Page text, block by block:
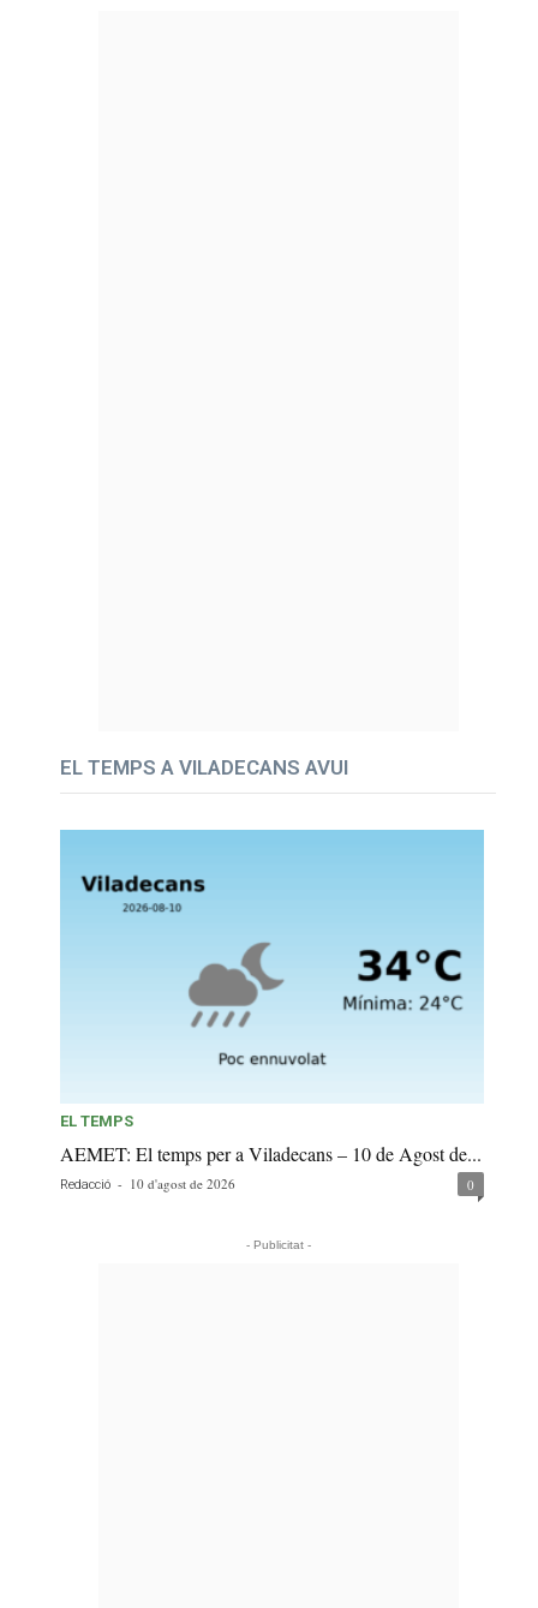
EL TEMPS A VILADECANS AVUI
EL TEMPS
AEMET: El temps per a Viladecans – 10 de Agost de...
Redacció - 10 d'agost de 2026 0
- Publicitat -